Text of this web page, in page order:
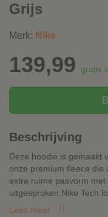
Grijs
Merk: Nike
139,99 gratis
Beschrijving
Deze hoodie is gemaakt
onze premium fleece die
extra ruime pasvorm
uitgesproken Nike Tech
Lees meer